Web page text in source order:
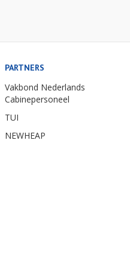
PARTNERS
Vakbond Nederlands
Cabinepersoneel
TUI
NEWHEAP